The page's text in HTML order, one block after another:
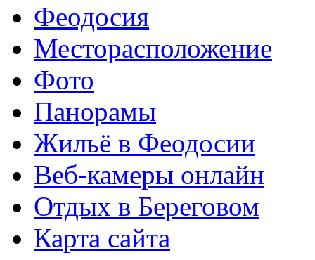
Феодосия
Месторасположение
Фото
Панорамы
Жильё в Феодосии
Веб-камеры онлайн
Отдых в Береговом
Карта сайта